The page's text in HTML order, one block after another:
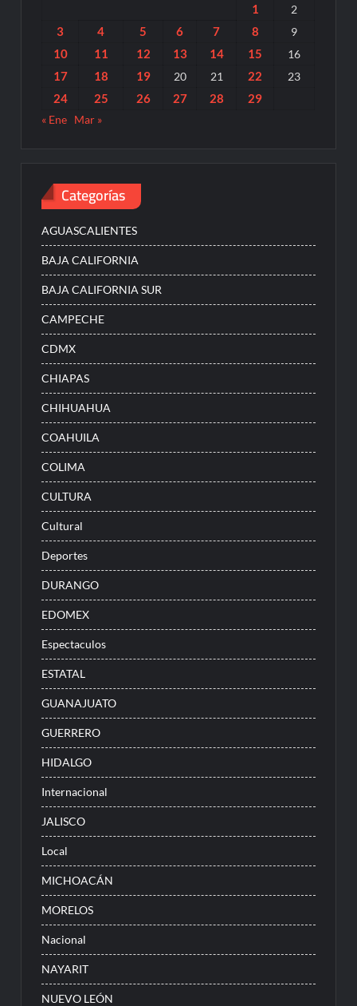
1 2
3 4 5 6 7 8 9
10 11 12 13 14 15 16
17 18 19 20 21 22 23
24 25 26 27 28 29
« Ene Mar »
Categorías
AGUASCALIENTES
BAJA CALIFORNIA
BAJA CALIFORNIA SUR
CAMPECHE
CDMX
CHIAPAS
CHIHUAHUA
COAHUILA
COLIMA
CULTURA
Cultural
Deportes
DURANGO
EDOMEX
Espectaculos
ESTATAL
GUANAJUATO
GUERRERO
HIDALGO
Internacional
JALISCO
Local
MICHOACÁN
MORELOS
Nacional
NAYARIT
NUEVO LEÓN